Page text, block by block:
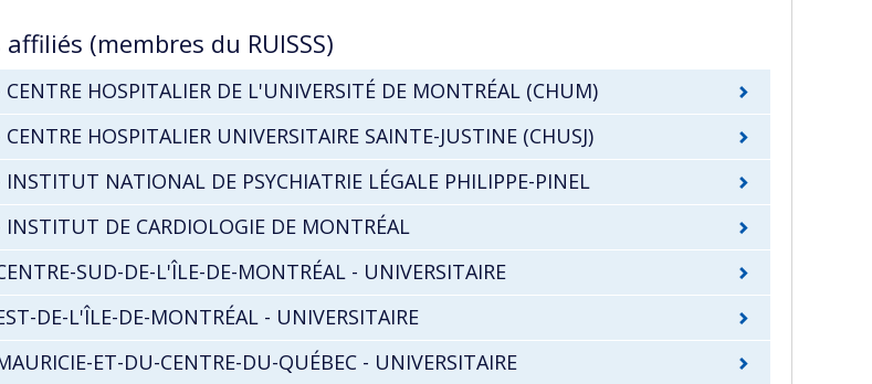
(membres du RUISSS)
HOSPITALIER DE L'UNIVERSITÉ DE MONTRÉAL (CHUM)
HOSPITALIER UNIVERSITAIRE SAINTE-JUSTINE (CHUSJ)
INSTITUT NATIONAL DE PSYCHIATRIE LÉGALE PHILIPPE-PINEL
INSTITUT DE CARDIOLOGIE DE MONTRÉAL
SUD-DE-L'ÎLE-DE-MONTRÉAL - UNIVERSITAIRE
DE-L'ÎLE-DE-MONTRÉAL - UNIVERSITAIRE
ET-DU-CENTRE-DU-QUÉBEC - UNIVERSITAIRE